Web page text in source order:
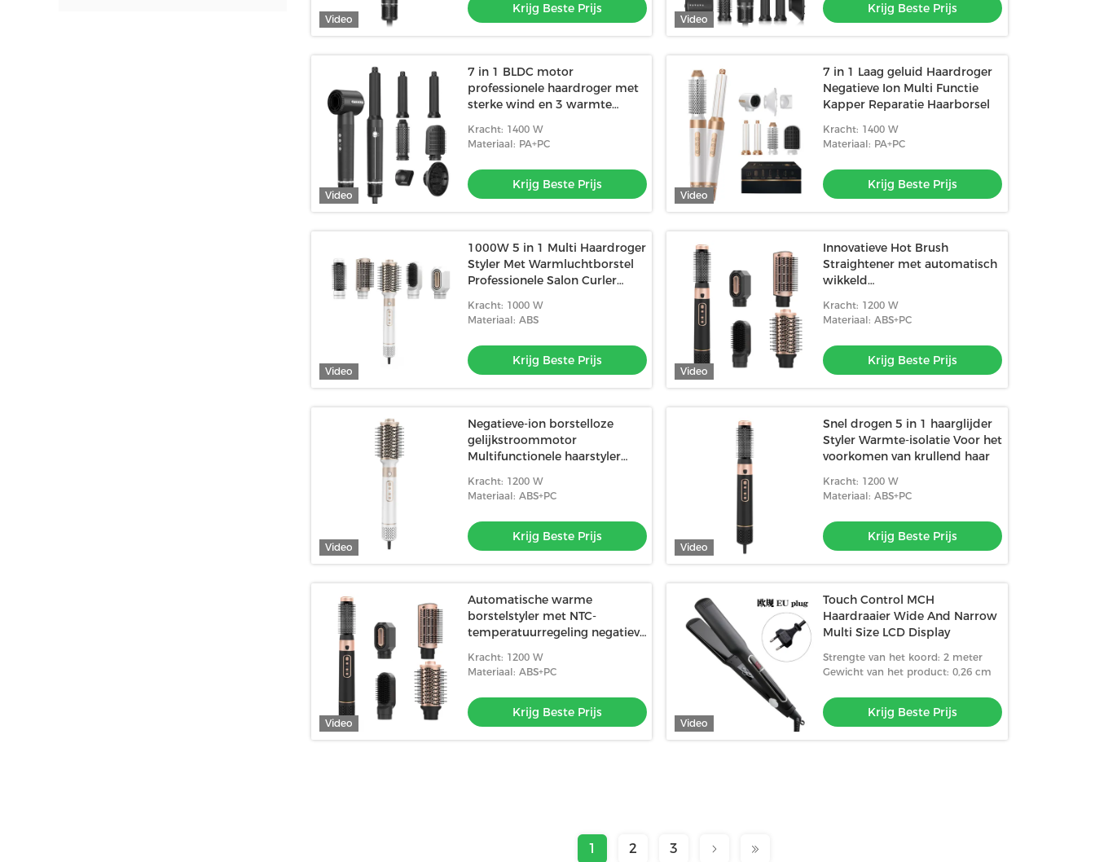
Video
Krijg Beste Prijs
Video
Krijg Beste Prijs
Video
7 in 1 BLDC motor
professionele haardroger met
sterke wind en 3 warmte
Kracht: 1400 W
Materiaal: PA+PC
Krijg Beste Prijs
Video
7 in 1 Laag geluid Haardroger
Negatieve Ion Multi Functie
Kapper Reparatie Haarborsel
Kracht: 1400 W
Materiaal: PA+PC
Krijg Beste Prijs
Video
1000W 5 in 1 Multi Haardroger
Styler Met Warmluchtborstel
Professionele Salon Curler
Kracht: 1000 W
Materiaal: ABS
Krijg Beste Prijs
Video
Innovatieve Hot Brush
Straightener met automatisch
wikkeld
Kracht: 1200 W
Materiaal: ABS+PC
Krijg Beste Prijs
Video
Negatieve-ion borstelloze
gelijkstroommotor
Multifunctionele haarstyler
Kracht: 1200 W
Materiaal: ABS+PC
Krijg Beste Prijs
Video
Snel drogen 5 in 1 haarglijder
Styler Warmte-isolatie Voor het
voorkomen van krullend haar
Kracht: 1200 W
Materiaal: ABS+PC
Krijg Beste Prijs
Video
Automatische warme
borstelstyler met NTC-
temperatuurregeling negatieve
Kracht: 1200 W
Materiaal: ABS+PC
Krijg Beste Prijs
Video
Touch Control MCH
Haardraaier Wide And Narrow
Multi Size LCD Display
Strengte van het koord: 2 meter
Gewicht van het product: 0,26 cm
Krijg Beste Prijs
1 2 3